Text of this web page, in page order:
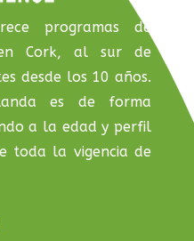
programas de
en Cork, al sur de
desde los 10 años.
es de forma
a la edad y perfil
toda la vigencia de